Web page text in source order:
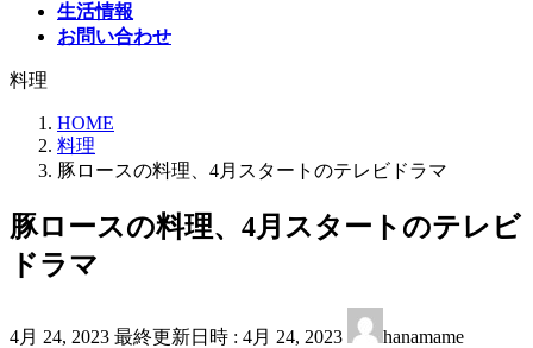
生活情報
お問い合わせ
料理
HOME
料理
豚ロースの料理、4月スタートのテレビドラマ
豚ロースの料理、4月スタートのテレビ
ドラマ
4月 24, 2023 最終更新日時 : 4月 24, 2023 hanamame